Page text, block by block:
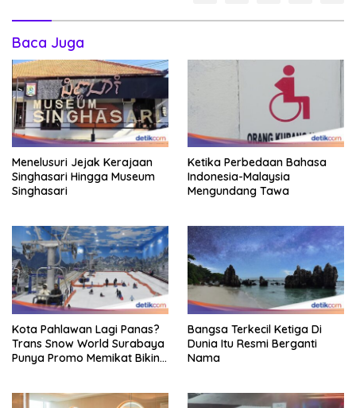
Baca Juga
Menelusuri Jejak Kerajaan
Singhasari Hingga Museum
Singhasari
Ketika Perbedaan Bahasa
Indonesia-Malaysia
Mengundang Tawa
Kota Pahlawan Lagi Panas?
Trans Snow World Surabaya
Punya Promo Memikat Bikin
Bangsa Terkecil Ketiga Di
Dunia Itu Resmi Berganti
Nama